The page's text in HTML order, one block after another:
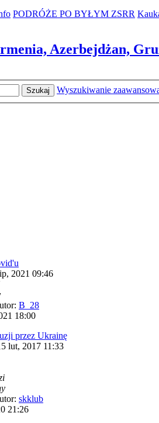
PODRÓŻE PO BYŁYM ZSRR
Azerbejdżan,
Szukaj
Wyszukiwanie
2021 09:46
B_28
18:00
przez Ukrainę
lut, 2017 11:33
skklub
21:26